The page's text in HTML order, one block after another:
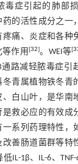
毒症引起的肺部
药的活性成分之一
痛、炎症和各种
作用 [32]。WEI等[
通路减轻脓毒症
冬青属植物铁冬青
、白山叶，是华南
是救必应的有效成
系列药理特性，
改善肠道菌群等特
IL-1β、IL-6、